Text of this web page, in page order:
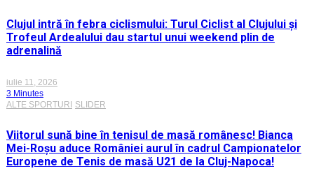
Clujul intră în febra ciclismului: Turul Ciclist al Clujului și
Trofeul Ardealului dau startul unui weekend plin de
adrenalină
iulie 11, 2026
3 Minutes
ALTE SPORTURI
SLIDER
Viitorul sună bine în tenisul de masă românesc! Bianca
Mei-Roșu aduce României aurul în cadrul Campionatelor
Europene de Tenis de masă U21 de la Cluj-Napoca!